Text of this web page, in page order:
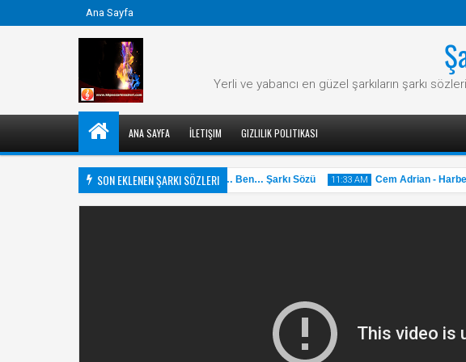
Ana Sayfa
Yerli ve yabancı en güzel şarkıların şarkı
ANA SAYFA İLETIŞIM GIZLILIK POLITIKASI
SON EKLENEN ŞARKI SÖZLERI
11:34 AM Cem Adrian - Hayat… Ben… Şarkı Sözü 11:33 AM Cem Adrian - Harbe